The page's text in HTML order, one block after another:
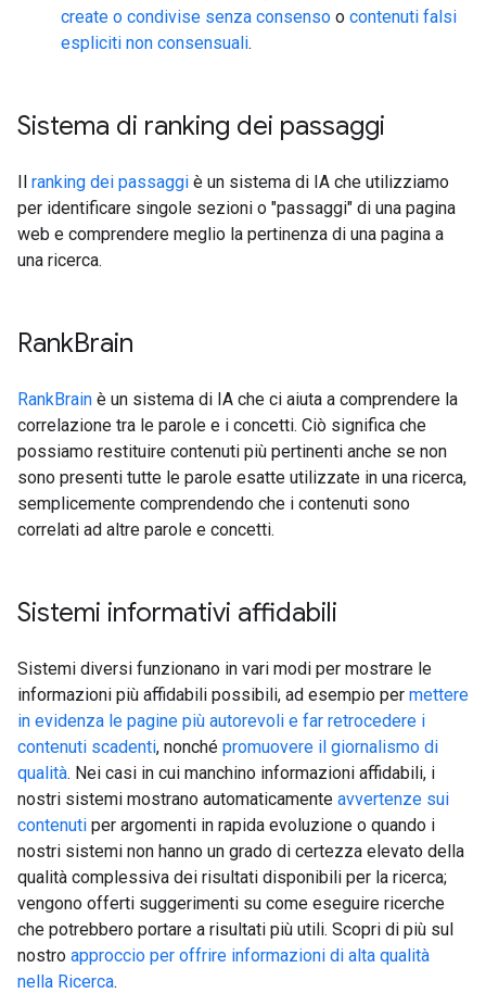
create o condivise senza consenso o contenuti falsi
espliciti non consensuali.
Sistema di ranking dei passaggi
Il ranking dei passaggi è un sistema di IA che utilizziamo
per identificare singole sezioni o "passaggi" di una pagina
web e comprendere meglio la pertinenza di una pagina a
una ricerca.
RankBrain
RankBrain è un sistema di IA che ci aiuta a comprendere la
correlazione tra le parole e i concetti. Ciò significa che
possiamo restituire contenuti più pertinenti anche se non
sono presenti tutte le parole esatte utilizzate in una ricerca,
semplicemente comprendendo che i contenuti sono
correlati ad altre parole e concetti.
Sistemi informativi affidabili
Sistemi diversi funzionano in vari modi per mostrare le
informazioni più affidabili possibili, ad esempio per mettere
in evidenza le pagine più autorevoli e far retrocedere i
contenuti scadenti, nonché promuovere il giornalismo di
qualità. Nei casi in cui manchino informazioni affidabili, i
nostri sistemi mostrano automaticamente avvertenze sui
contenuti per argomenti in rapida evoluzione o quando i
nostri sistemi non hanno un grado di certezza elevato della
qualità complessiva dei risultati disponibili per la ricerca;
vengono offerti suggerimenti su come eseguire ricerche
che potrebbero portare a risultati più utili. Scopri di più sul
nostro approccio per offrire informazioni di alta qualità
nella Ricerca.